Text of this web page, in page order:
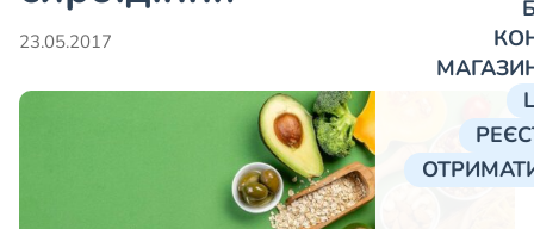
23.05.2017